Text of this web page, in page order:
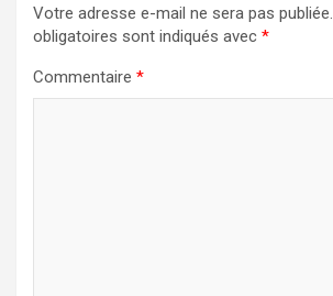
Votre adresse e-mail ne sera pas publiée.
obligatoires sont indiqués avec *
Commentaire *